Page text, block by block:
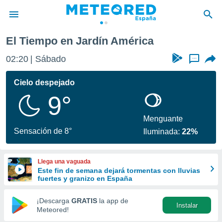
de
por
se
calidad.
a este
las
y
forma
digital
basada
El Tiempo en Jardín América
02:20 Sábado ...
Cielo despejado
9°
Sensación de 8°
Menguante
Iluminada:22%
Llega una vaguada
Este fin de semana dejará tormentas con lluvias
fuertes y granizo en España
¡Descarga GRATIS la app de
Meteored!
Instalar